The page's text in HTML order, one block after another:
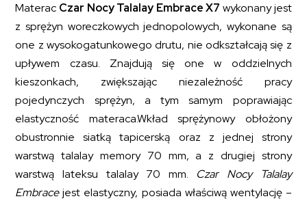
Materac Czar Nocy Talalay Embrace X7wykonany jest
z sprężyn woreczkowych jednopolowych, wykonane są
one z wysokogatunkowego drutu, nie odkształcają się z
upływem czasu. Znajdują się one w oddzielnych
kieszonkach, zwiększając niezależność pracy
pojedynczych sprężyn, a tym samym poprawiając
elastyczność materaca.Wkład sprężynowy obłożony
obustronnie siatką tapicerską oraz z jednej strony
warstwą talalay memory 70 mm, a z drugiej strony
warstwą lateksu talalay 70 mm. Czar Nocy Talalay
Embracejest elastyczny, posiada właściwą wentylację –